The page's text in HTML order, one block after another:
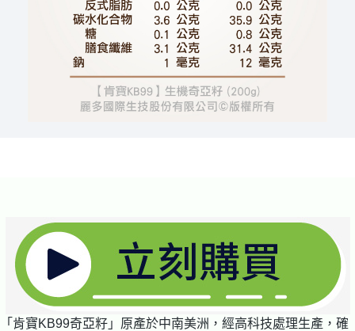
「肯寶KB99奇亞籽」原產於中南美洲，經高科技處理生產，確